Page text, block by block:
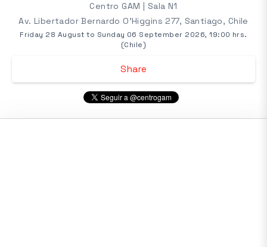
Centro GAM | Sala N1
Av. Libertador Bernardo O'Higgins 277, Santiago, Chile
Friday 28 August to Sunday 06 September 2026, 19:00 hrs.
(Chile)
Share